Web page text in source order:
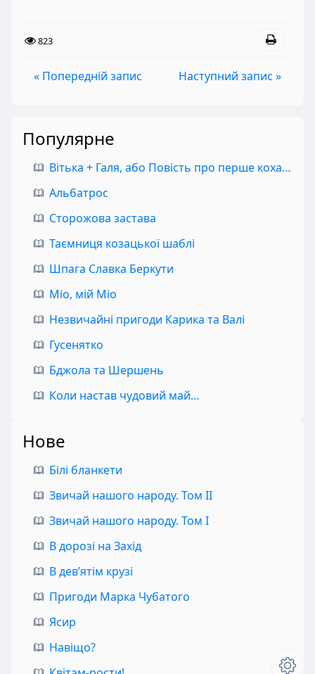
823
« Попередній запис Наступний запис »
Популярне
Вітька + Галя, або Повість про перше кохання
Альбатрос
Сторожова застава
Таємниця козацької шаблі
Шпага Славка Беркути
Міо, мій Міо
Незвичайні пригоди Карика та Валі
Гусенятко
Бджола та Шершень
Коли настав чудовий май…
Нове
Білі бланкети
Звичай нашого народу. Том II
Звичай нашого народу. Том I
В дорозі на Захід
В дев’ятім крузі
Пригоди Марка Чубатого
Ясир
Навіщо?